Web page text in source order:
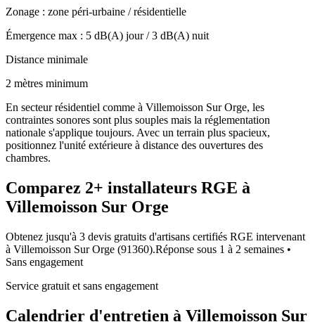
Zonage : zone péri-urbaine / résidentielle
Émergence max : 5 dB(A) jour /3 dB(A) nuit
Distance minimale
2 mètres minimum
En secteur résidentiel comme à Villemoisson Sur Orge, les
contraintes sonores sont plus souples mais la réglementation
nationale s'applique toujours. Avec un terrain plus spacieux,
positionnez l'unité extérieure à distance des ouvertures des
chambres.
Comparez 2+ installateurs RGE à
Villemoisson Sur Orge
Obtenez jusqu'à 3 devis gratuits d'artisans certifiés RGE intervenant
à Villemoisson Sur Orge (91360).Réponse sous 1 à 2 semaines •
Sans engagement
Service gratuit et sans engagement
Calendrier d'entretien à Villemoisson Sur